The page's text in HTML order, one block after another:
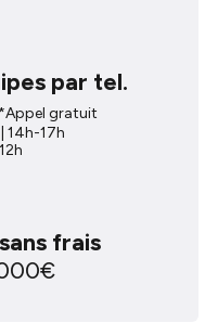
par tel.
*Appel gratuit
14h-17h
frais